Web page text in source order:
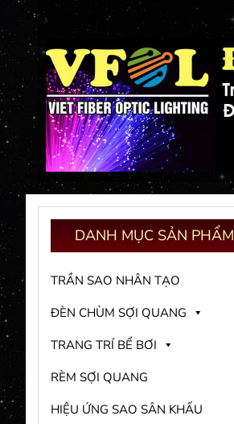
DANH MỤC SẢN PHẨM
TRẦN SAO NHÂN TẠO
ĐÈN CHÙM SỢI QUANG
TRANG TRÍ BỂ BƠI
RÈM SỢI QUANG
HIỆU ỨNG SAO SÂN KHẤU